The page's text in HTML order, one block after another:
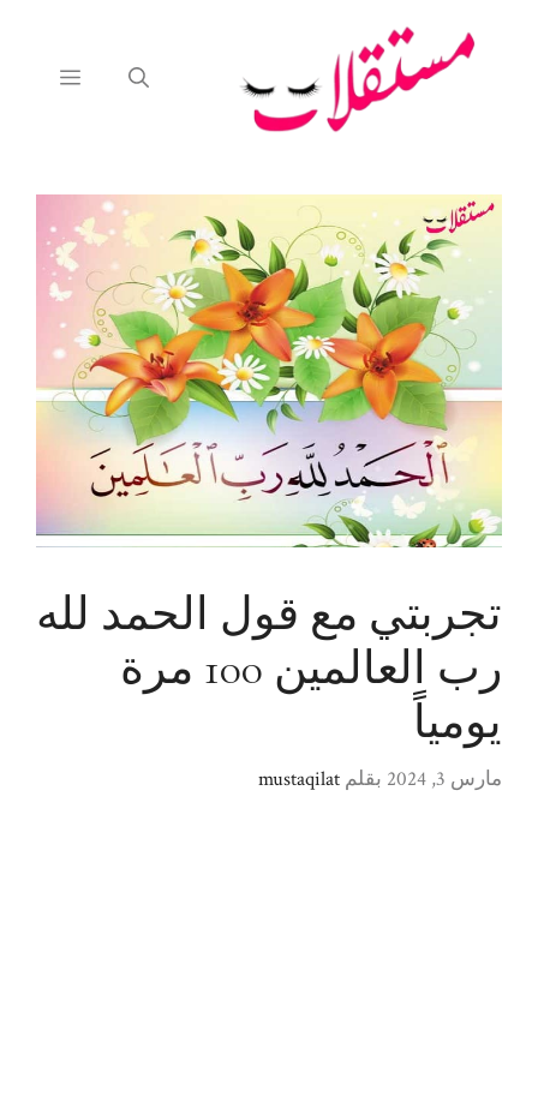
القائمة
تجربتي مع قول الحمد لله
رب العالمين 100 مرة
يومياً
مارس 3, 2024 بقلم mustaqilat